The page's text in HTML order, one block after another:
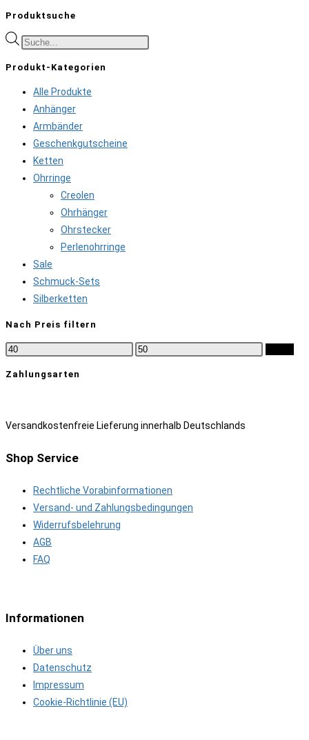
Produktsuche
Products
Produkt-Kategorien
Alle Produkte
Anhänger
Armbänder
Geschenkgutscheine
Ketten
Ohrringe
Creolen
Ohrhänger
Ohrstecker
Perlenohrringe
Sale
Schmuck-Sets
Silberketten
Nach Preis filtern
Min.
Max.
Zahlungsarten
Versandkostenfreie Lieferung innerhalb Deutschlands
Shop Service
Rechtliche Vorabinformationen
Versand- und Zahlungsbedingungen
Widerrufsbelehrung
AGB
FAQ
Informationen
Über uns
Datenschutz
Impressum
Cookie-Richtlinie (EU)